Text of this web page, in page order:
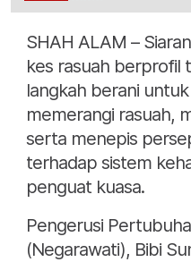
SHAH ALAM –
kes rasuah berprofil
langkah berani
memerangi rasuah,
serta menepis
terhadap sistem
penguat kuasa.
Pengerusi
(Negarawati), Bibi